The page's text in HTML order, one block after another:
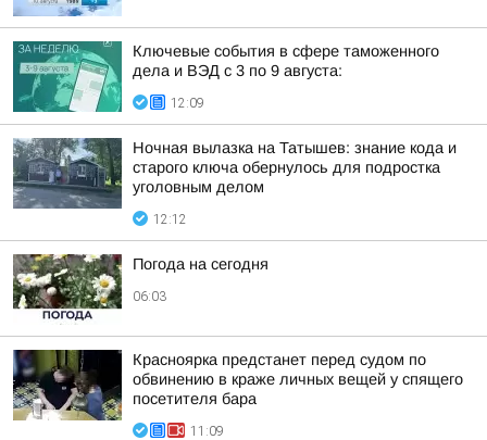
Ключевые события в сфере таможенного
дела и ВЭД с 3 по 9 августа:
12:09
Ночная вылазка на Татышев: знание кода и
старого ключа обернулось для подростка
уголовным делом
12:12
Погода на сегодня
06:03
Красноярка предстанет перед судом по
обвинению в краже личных вещей у спящего
посетителя бара
11:09